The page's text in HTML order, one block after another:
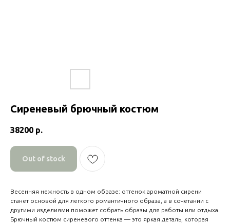
Сиреневый брючный костюм
38200 р.
Out of stock
Весенняя нежность в одном образе: оттенок ароматной сирени
станет основой для легкого романтичного образа, а в сочетании с
другими изделиями поможет собрать образы для работы или отдыха.
Брючный костюм сиреневого оттенка — это яркая деталь, которая